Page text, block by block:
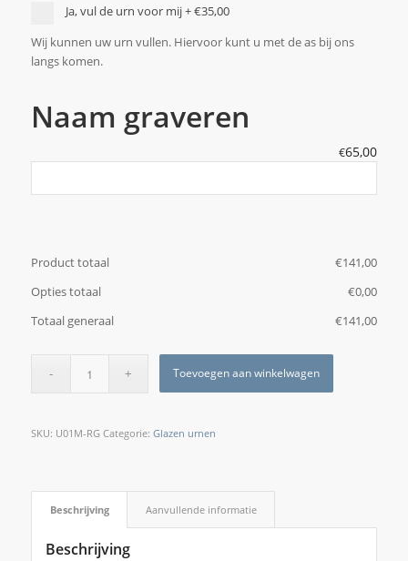
Ja, vul de urn voor mij+€35,00
Wij kunnen uw urn vullen. Hiervoor kunt u met de as bij ons
langs komen.
Naam graveren
€65,00
Product totaal €‎141,00
Opties totaal
€‎0,00
Totaal generaal
€‎141,00
Toevoegen aan winkelwagen
SKU: U01M-RG Categorie: Glazen urnen
Beschrijving Aanvullende informatie
Beschrijving